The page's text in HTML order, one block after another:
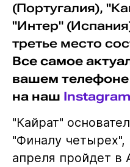
(Португалия),
"Интер"
третье место
Все самое
вашем телефоне
на наш Instagram
"Кайрат"
"Финалу четырех",
апреля пройдет в